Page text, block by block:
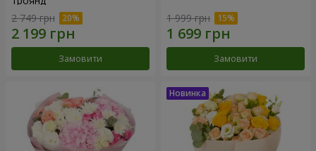
2 749 грн
Замовити
1 999 грн
Замовити